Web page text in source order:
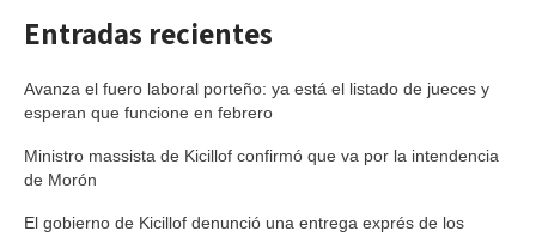
Entradas recientes
Avanza el fuero laboral porteño: ya está el listado de jueces y
esperan que funcione en febrero
Ministro massista de Kicillof confirmó que va por la intendencia
de Morón
El gobierno de Kicillof denunció una entrega exprés de los